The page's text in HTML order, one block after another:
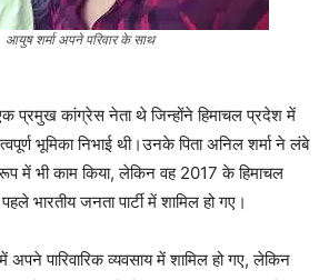
आयुष शर्मा अपने परिवार के साथ
प्रमुख कांग्रेस नेता थे जिन्होंने हिमाचल प्रदेश में
भूमिका निभाई थी।उनके पिता अनिल शर्मा ने लंबे
में भी काम किया, लेकिन वह 2017 के हिमाचल
भारतीय जनता पार्टी में शामिल हो गए।
अपने पारिवारिक व्यवसाय में शामिल हो गए, लेकिन